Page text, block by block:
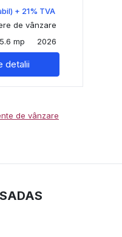
+ 21% TVA
de vânzare
mp 2026
detalii
de vânzare